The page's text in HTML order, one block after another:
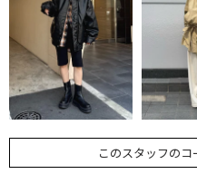
このスタッフの